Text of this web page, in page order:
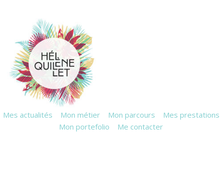
Mes actualités Mon métier Mon parcours
Mes prestations
Mon portefolio
Me contacter